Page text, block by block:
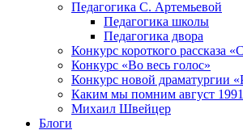
Педагогика С. Артемьевой
Педагогика школы
Педагогика двора
Конкурс короткого рассказа
Конкурс «Во весь голос»
Конкурс новой драматургии
Каким мы помним август
Михаил Швейцер
Блоги